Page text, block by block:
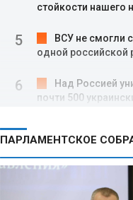
стойкости нашего
ВСУ не смогли
одной российской
Над Россией
почти 500
заработали нормы,
направленные на
на топливном
меры поддержки
ПАРЛАМЕНТСКОЕ